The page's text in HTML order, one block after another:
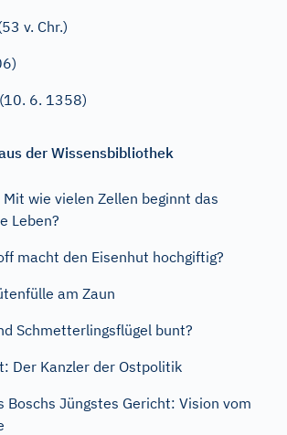
v. Chr.)
6. 1358)
der Wissensbibliothek
wie vielen Zellen beginnt das
Leben?
macht den Eisenhut hochgiftig?
am Zaun
Schmetterlingsflügel bunt?
Der Kanzler der Ostpolitik
Boschs Jüngstes Gericht: Vision vom